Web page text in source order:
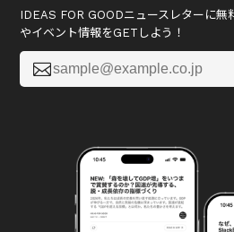
IDEAS FOR GOODニュースレターに無
やイベント情報をGETしよう！
